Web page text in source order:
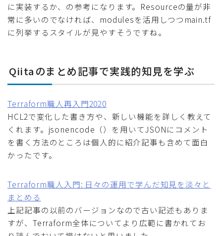
に実装するか、の参考になります。Resourceの量が非
常に多いのでなければ、modulesを活用しつつmain.tf
に列挙するスタイルが見やすそうですね。
Qiitaのまとめ記事で実践的知見を学ぶ
Terraform職人再入門2020
HCL2で変化した書き方や、新しい機能を詳しく教えて
くれます。jsonencode（）を用いてJSONにコメント
を書く方法のところは個人的に紹介記事も含めて面白
かったです。
Terraform職人入門: 日々の運用で学んだ知見を淡々と
まとめる
上記記事の以前のバージョンなので古い記述もありま
すが、Terraform全体についてより広範に書かれてお